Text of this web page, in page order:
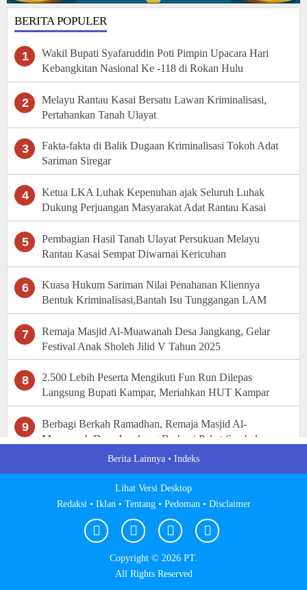
BERITA POPULER
1
Wakil Bupati Syafaruddin Poti Pimpin Upacara Hari
Kebangkitan Nasional Ke -118 di Rokan Hulu
2
Melayu Rantau Kasai Bersatu Lawan Kriminalisasi,
Pertahankan Tanah Ulayat
3
Fakta-fakta di Balik Dugaan Kriminalisasi Tokoh Adat
Sariman Siregar
4
Ketua LKA Luhak Kepenuhan ajak Seluruh Luhak
Dukung Perjuangan Masyarakat Adat Rantau Kasai
5
Pembagian Hasil Tanah Ulayat Persukuan Melayu
Rantau Kasai Sempat Diwarnai Kericuhan
6
Kuasa Hukum Sariman Nilai Penahanan Kliennya
Bentuk Kriminalisasi,Bantah Isu Tunggangan LAM
Riau
7
Remaja Masjid Al-Muawanah Desa Jangkang, Gelar
Festival Anak Sholeh Jilid V Tahun 2025
8
2.500 Lebih Peserta Mengikuti Fun Run Dilepas
Langsung Bupati Kampar, Meriahkan HUT Kampar
Ke-76
9
Berbagi Berkah Ramadhan, Remaja Masjid Al-
Muawanah Desa Jangkang Berbagi Paket Sembako
Berita Lainnya • Indeks
Lihat Versi Desktop
Redaksi • Iklan • Tentang • Pedoman • Disclaimer
Copyright © 2026 PT.
All Rights Reserved